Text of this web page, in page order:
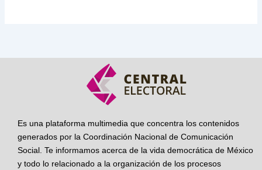
Es una plataforma multimedia que concentra los contenidos
generados por la Coordinación Nacional de Comunicación
Social. Te informamos acerca de la vida democrática de México
y todo lo relacionado a la organización de los procesos